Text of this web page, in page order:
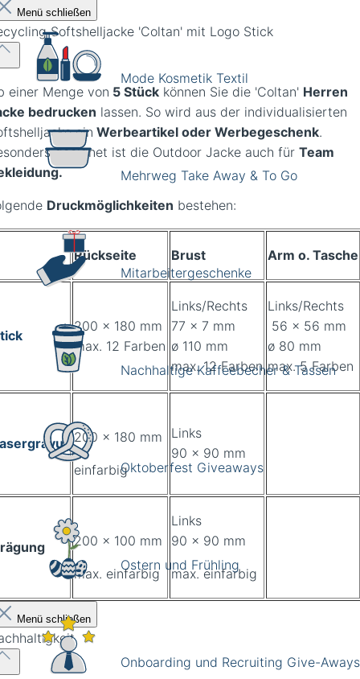
Mode Kosmetik Textil
Mehrweg Take Away & To Go
Mitarbeitergeschenke
Nachhaltige Kaffeebecher & Tassen
Oktoberfest Giveaways
Ostern und Frühling
Onboarding und Recruiting Give-Aways
Menü schließen
Softshelljacke 'Coltan' mit Logo Stick
einer Menge von 5 Stück können Sie die 'Coltan' Herren
bedrucken lassen. So wird aus der individualisierten
ein Werbeartikel oder Werbegeschenk.
geeignet ist die Outdoor Jacke auch für Team
Druckmöglichkeiten bestehen:
Rückseite Brust Arm o. Tasche
200 x 180 mm
max. 12 Farben
Links/Rechts
77 x 7 mm
ø 110 mm
max. 12 Farben
Links/Rechts
56 x 56 mm
ø 80 mm
max. 5 Farben
200 x 180 mm
einfarbig
Links
90 x 90 mm
200 x 100 mm
max. einfarbig
Links
90 x 90 mm
max. einfarbig
Menü schließen